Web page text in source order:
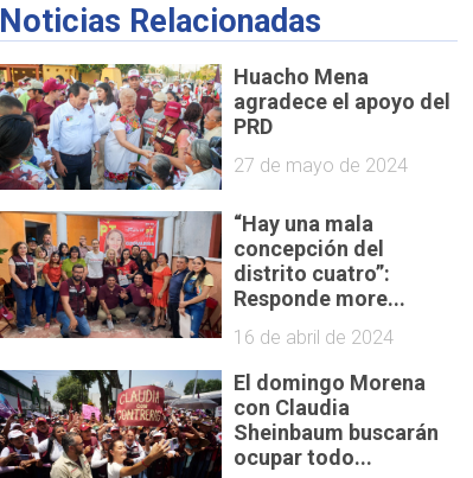
Noticias Relacionadas
Huacho Mena
agradece el apoyo del
PRD
27 de mayo de 2024
“Hay una mala
concepción del
distrito cuatro”:
Responde more...
16 de abril de 2024
El domingo Morena
con Claudia
Sheinbaum buscarán
ocupar todo...